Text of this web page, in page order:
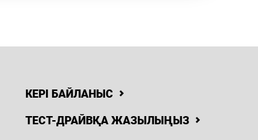
КЕРІ БАЙЛАНЫС
ТЕСТ-ДРАЙВҚА ЖАЗЫЛЫҢЫЗ